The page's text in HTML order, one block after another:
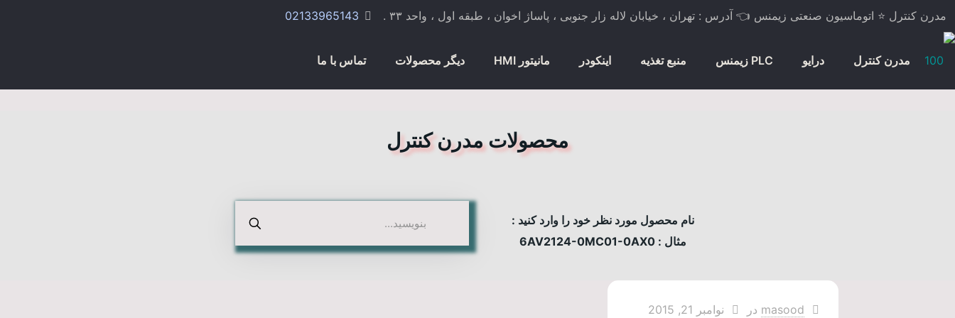
مدرن کنترل ⭐ اتوماسیون صنعتی زیمنس 👈 آدرس : تهران ، خیابان لاله زار جنوبی ، پاساژ اخوان ، طبقه اول ، واحد ۳۳ . 02133965143
مدرن کنترل درایو PLC زیمنس منبع تغذیه اینکودر مانیتور HMI دیگر محصولات تماس با ما
محصولات مدرن کنترل
نام محصول مورد نظر خود را وارد کنید :
مثال : 6AV2124-0MC01-0AX0
masood در نوامبر 21, 2015